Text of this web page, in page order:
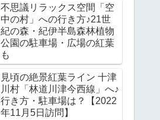
不思議リラックス空間「空
中の村」への行き方♪21世
紀の森・紀伊半島森林植物
公園の駐車場・広場の紅葉
も
見頃の絶景紅葉ライン 十津
川村「林道川津今西線」へ♪
行き方・駐車場は？【2022
年11月5日訪問】